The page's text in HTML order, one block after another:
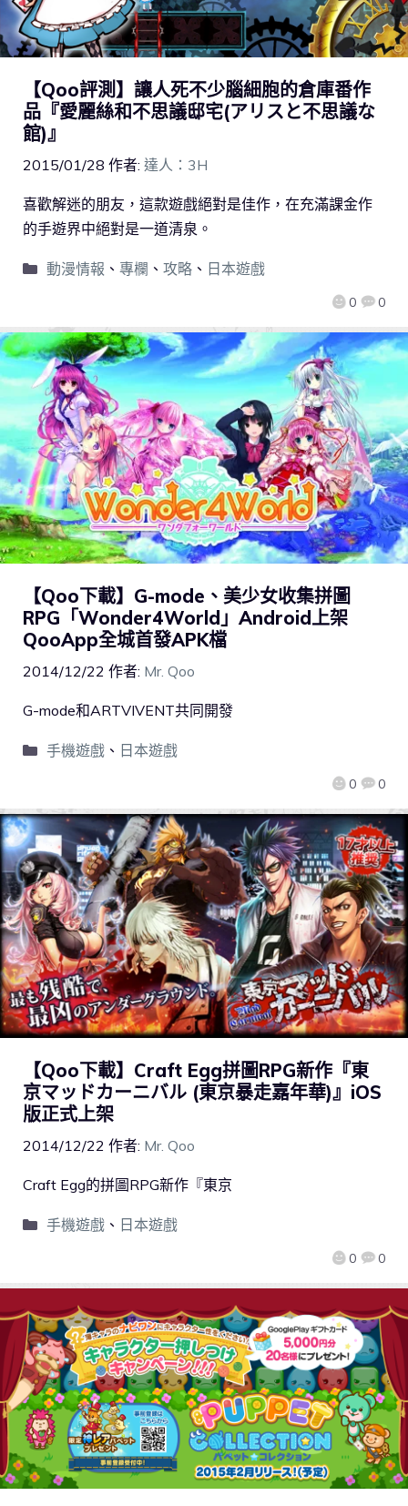
【Qoo評測】讓人死不少腦細胞的倉庫番作
品『愛麗絲和不思議邸宅(アリスと不思議な
館)』
2015/01/28 作者: 達人：3H
0 0
喜歡解迷的朋友，這款遊戲絕對是佳作，在充滿課金作
的手遊界中絕對是一道清泉。
動漫情報 、 專欄 、 攻略、 日本遊戲
【Qoo下載】G-mode、美少女收集拼圖
RPG「Wonder4World」Android上架
QooApp全城首發APK檔
2014/12/22 作者: Mr. Qoo
0 0
G-mode和ARTVIVENT共同開發
手機遊戲、 日本遊戲
【Qoo下載】Craft Egg拼圖RPG新作『東
京マッドカーニバル (東京暴走嘉年華)』iOS
版正式上架
2014/12/22 作者: Mr. Qoo
0 0
Craft Egg的拼圖RPG新作『東京
手機遊戲、 日本遊戲